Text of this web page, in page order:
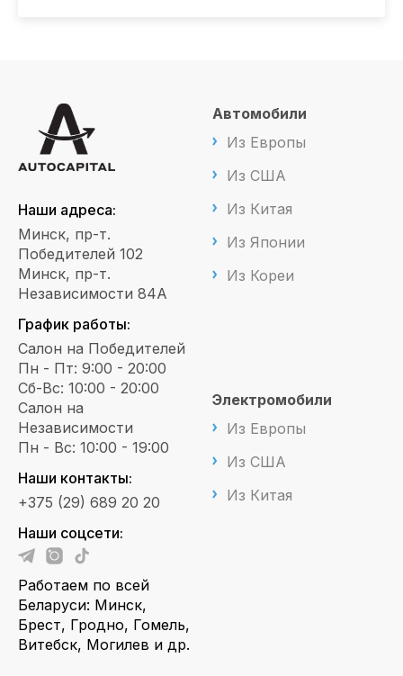
Наши адреса:
Минск, пр-т.
Победителей 102
Минск, пр-т.
Независимости 84А
График работы:
Салон на Победителей
Пн - Пт: 9:00 - 20:00
Сб-Вс: 10:00 - 20:00
Салон на
Независимости
Пн - Вс: 10:00 - 19:00
Наши контакты:
+375 (29) 689 20 20
Наши соцсети:
Работаем по всей
Беларуси: Минск,
Брест, Гродно, Гомель,
Витебск, Могилев и др.
Автомобили
Из Европы
Из США
Из Китая
Из Японии
Из Кореи
Электромобили
Из Европы
Из США
Из Китая